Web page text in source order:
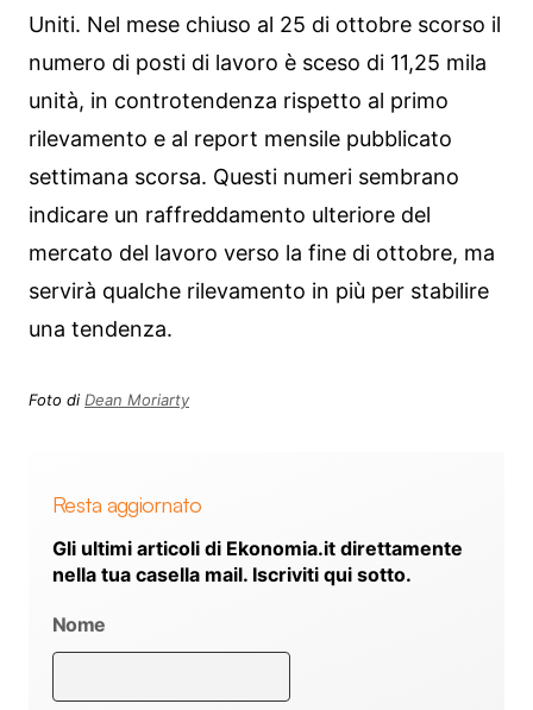
Uniti. Nel mese chiuso al 25 di ottobre scorso il
numero di posti di lavoro è sceso di 11,25 mila
unità, in controtendenza rispetto al primo
rilevamento e al report mensile pubblicato
settimana scorsa. Questi numeri sembrano
indicare un raffreddamento ulteriore del
mercato del lavoro verso la fine di ottobre, ma
servirà qualche rilevamento in più per stabilire
una tendenza.
Foto di Dean Moriarty
Resta aggiornato
Gli ultimi articoli di Ekonomia.it direttamente
nella tua casella mail. Iscriviti qui sotto.
Nome